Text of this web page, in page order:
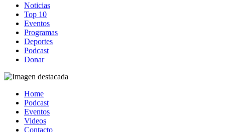
Noticias
Top 10
Eventos
Programas
Deportes
Podcast
Donar
Home
Podcast
Eventos
Videos
Contacto